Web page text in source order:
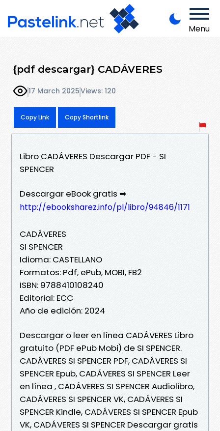
Menu
{pdf descargar} CADÁVERES
17 March 2025Views: 120
Copy Link Copy Shortlink
Libro CADÁVERES Descargar PDF - SI
SPENCER
Descargar eBook gratis ➡
http://ebooksharez.info/pl/libro/94846/1171
CADÁVERES
SI SPENCER
Idioma: CASTELLANO
Formatos: Pdf, ePub, MOBI, FB2
ISBN: 9788410108240
Editorial: ECC
Año de edición: 2024
Descargar o leer en línea CADÁVERES Libro
gratuito (PDF ePub Mobi) de SI SPENCER.
CADÁVERES SI SPENCER PDF, CADÁVERES SI
SPENCER Epub, CADÁVERES SI SPENCER Leer
en línea , CADÁVERES SI SPENCER Audiolibro,
CADÁVERES SI SPENCER VK, CADÁVERES SI
SPENCER Kindle, CADÁVERES SI SPENCER Epub
VK, CADÁVERES SI SPENCER Descargar gratis